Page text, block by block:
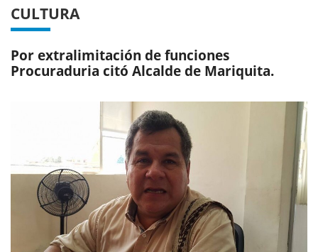
CULTURA
Por extralimitación de funciones
Procuraduria citó Alcalde de Mariquita.